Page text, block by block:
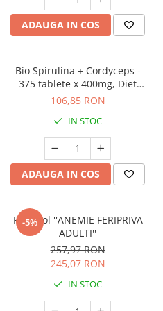
Piele, păr & unghii
Colesterol & tensiune
Sănătatea copiilor
Performanta sportiva
Anti Intepaturi
Îngrijirea Tenului
Creme de față
Demachiante
Geluri de curățare
Ape micelare
Măști pentru față
Exfoliante
Creme pentru ochi
Balsam buze
Îngrijirea Corpului
Creme de corp
Unturi de corp
Uleiuri de corp
Colagen
Creatina
Curcumin (Turmeric)
Garcinia
Ginkgo biloba
Ginseng
Glucozamina
L-Arginina
Zinc Bisglicinat
ADAUGA IN COS
Bio Spirulina + Cordyceps -
375 tablete x 400mg, Diet
Food, 150g
106,85 RON
IN STOC
ADAUGA IN COS
-5%
Protocol ''ANEMIE FERIPRIVA
ADULTI''
257,97 RON
245,07 RON
IN STOC